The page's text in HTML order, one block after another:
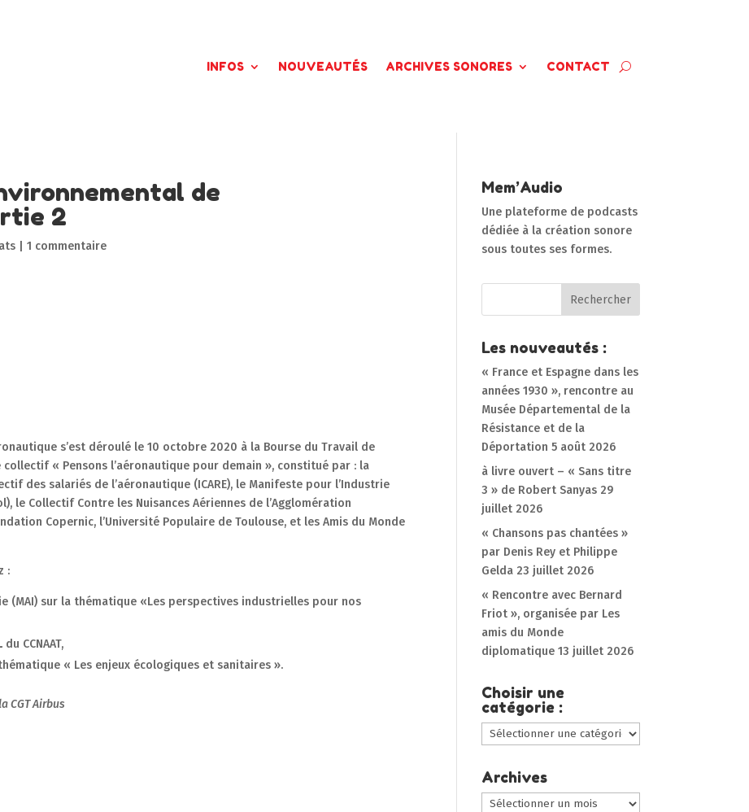
INFOS NOUVEAUTÉS ARCHIVES SONORES CONTACT
de
2
|1 commentaire
s’est déroulé le 10 octobre 2020 à la Bourse du Travail de
collectif « Pensons l’aéronautique pour demain », constitué par : la
des salariés de l’aéronautique (ICARE), le Manifeste pour l’Industrie
le Collectif Contre les Nuisances Aériennes de l’Agglomération
Copernic, l’Université Populaire de Toulouse, et les Amis du Monde
:
(MAI) sur la thématique «Les perspectives industrielles pour nos
du CCNAAT,
« Les enjeux écologiques et sanitaires ».
CGT Airbus
Mem’Audio
Une plateforme de podcasts
dédiée à la création sonore
sous toutes ses formes.
Les nouveautés :
« France et Espagne dans les
années 1930 », rencontre au
Musée Départemental de la
Résistance et de la
Déportation 5 août 2026
à livre ouvert – « Sans titre
3 » de Robert Sanyas 29
juillet 2026
« Chansons pas chantées »
par Denis Rey et Philippe
Gelda 23 juillet 2026
« Rencontre avec Bernard
Friot », organisée par Les
amis du Monde
diplomatique 13 juillet 2026
Choisir une
catégorie :
Choisir
une
catégorie
:
Archives
Archives